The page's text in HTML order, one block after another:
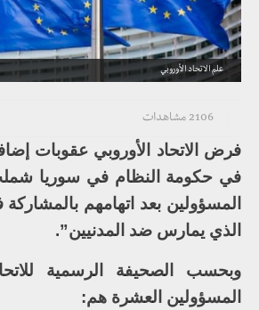
علم الاتحاد الأوروبي
2106 مشاهدات
فرض الاتحاد الأوروبي عقوبات
في حكومة النظام في سوريا
المسؤولين بعد اتهامهم
الذي يمارس ضد المدنيين”.
وبحسب الصحيفة الرسمية
المسؤولين العشرة هم: